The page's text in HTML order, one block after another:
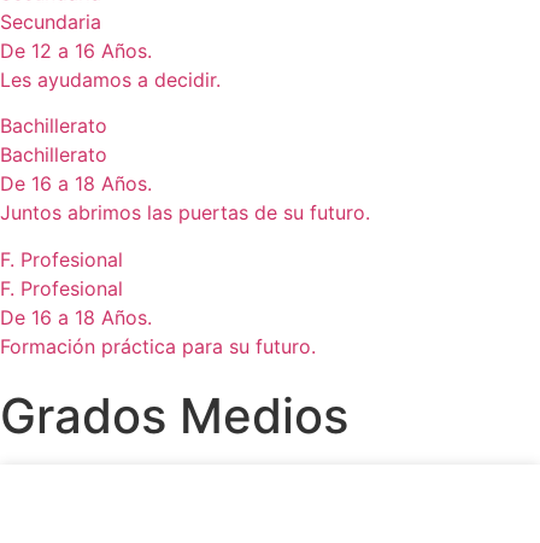
Secundaria
De 12 a 16 Años.
Les ayudamos a decidir.
Bachillerato
Bachillerato
De 16 a 18 Años.
Juntos abrimos las puertas de su futuro.
F. Profesional
F. Profesional
De 16 a 18 Años.
Formación práctica para su futuro.
Grados Medios